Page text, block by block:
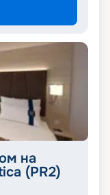
на
(PR2)